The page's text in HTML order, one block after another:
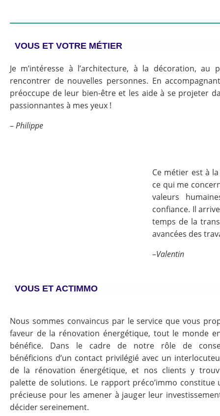
VOUS ET VOTRE MÉTIER
Je m’intéresse à l’architecture, à la décoration,
rencontrer de nouvelles personnes. En
préoccupe de leur bien-être et les aide à se projeter
passionnantes à mes yeux !
–Philippe
Ce métier est à
ce qui me
valeurs
confiance. Il
temps de la
avancées des
–Valentin
VOUS ET ACTIMMO
Nous sommes convaincus par le service que vous
faveur de la rénovation énergétique, tout le monde
bénéfice. Dans le cadre de notre rôle de
bénéficions d’un contact privilégié avec un
de la rénovation énergétique, et nos clients y
palette de solutions. Le rapport préco’immo constitue
précieuse pour les amener à jauger leur
décider sereinement.